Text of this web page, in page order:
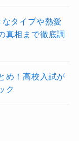
タイプや熱愛
真相まで徹底調
め！高校入試が
ク